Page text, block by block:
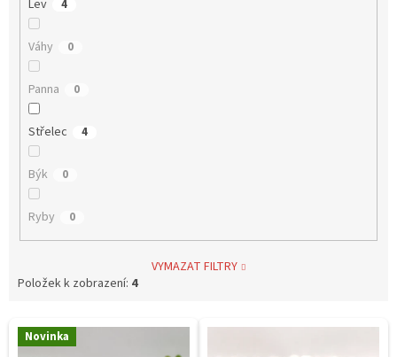
Lev 4
Váhy 0
Panna 0
Střelec 4
Býk 0
Ryby 0
VYMAZAT FILTRY
Položek k zobrazení: 4
V Novinka